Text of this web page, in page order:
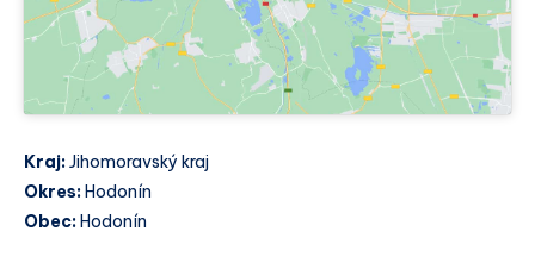
Kraj:Jihomoravský kraj
Okres: Hodonín
Obec: Hodonín